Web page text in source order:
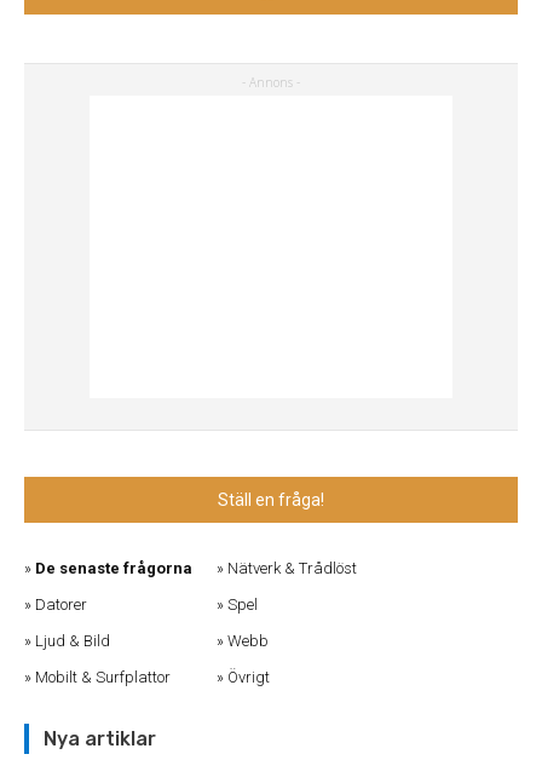
Ställ en fråga!
De senaste frågorna
Datorer
Ljud & Bild
Mobilt & Surfplattor
Nätverk & Trådlöst
Spel
Webb
Övrigt
Nya artiklar